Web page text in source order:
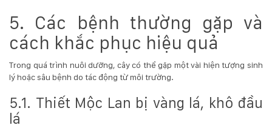
5. Các bệnh thường gặp và
cách khắc phục hiệu quả
Trong quá trình nuôi dưỡng, cây có thể gặp một vài hiện tượng sinh
lý hoặc sâu bệnh do tác động từ môi trường.
5.1. Thiết Mộc Lan bị vàng lá, khô đầu
lá